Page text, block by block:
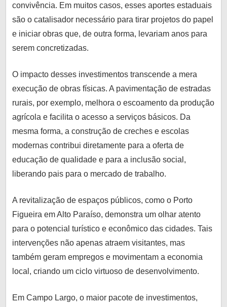
convivência. Em muitos casos, esses aportes estaduais
são o catalisador necessário para tirar projetos do papel
e iniciar obras que, de outra forma, levariam anos para
serem concretizadas.
O impacto desses investimentos transcende a mera
execução de obras físicas. A pavimentação de estradas
rurais, por exemplo, melhora o escoamento da produção
agrícola e facilita o acesso a serviços básicos. Da
mesma forma, a construção de creches e escolas
modernas contribui diretamente para a oferta de
educação de qualidade e para a inclusão social,
liberando pais para o mercado de trabalho.
A revitalização de espaços públicos, como o Porto
Figueira em Alto Paraíso, demonstra um olhar atento
para o potencial turístico e econômico das cidades. Tais
intervenções não apenas atraem visitantes, mas
também geram empregos e movimentam a economia
local, criando um ciclo virtuoso de desenvolvimento.
Em Campo Largo, o maior pacote de investimentos,